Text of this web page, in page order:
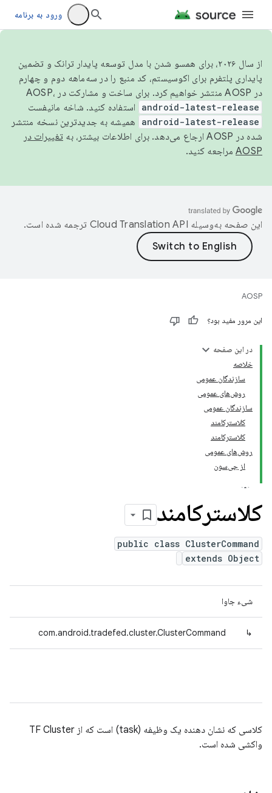
ورود به برنامه
از سال ۲۰۲۶، برای همسو شدن با مدل توسعه پایدار ترانک و تضمین
پایداری پلتفرم برای اکوسیستم، کد منبع را در سه‌ماهه دوم و چهارم
در AOSP منتشر خواهیم کرد. برای ساخت و مشارکت در AOSP،
android-latest-release استفاده کنید. شاخه مانیفست
android-latest-release
همیشه به جدیدترین نسخه منتشر
شده در AOSP ارجاع می‌دهد. برای اطلاعات بیشتر، به
تغییرات در
AOSP مراجعه کنید.
این صفحه به‌وسیله ترجمه شده است.
AOSP
این مرور مفید بود؟
در این صفحه
خلاصه
سازندگان عمومی
روش‌های عمومی
سازندگان عمومی
کلاسترکامند
کلاسترکامند
روش‌های عمومی
از جی‌سون
کلاسترکامند
public class ClusterCommand
extends Object
شیء جاوا
↳
com.android.tradefed.cluster.ClusterCommand
کلاسی که نشان دهنده یک وظیفه (task) است که از TF Cluster
واکشی شده است.